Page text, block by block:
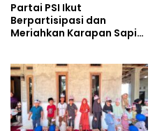
Partai PSI Ikut
Berpartisipasi dan
Meriahkan Karapan Sapi